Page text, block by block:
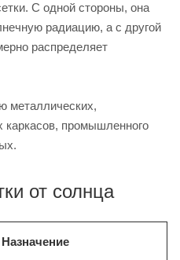
С одной стороны, она
радиацию, а с другой
распределяет
металлических,
каркасов, промышленного
от солнца
Назначение